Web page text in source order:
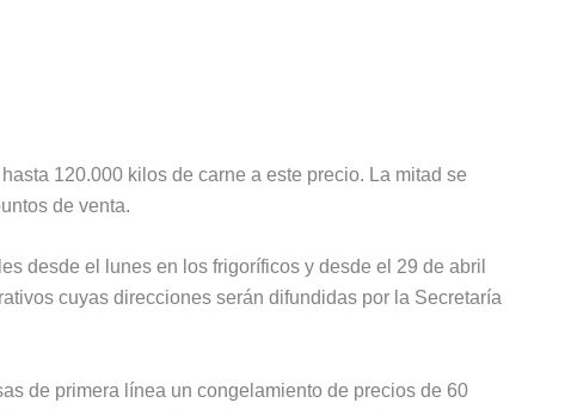
120.000 kilos de carne a este precio. La mitad se
de venta.
desde el lunes en los frigoríficos y desde el 29 de abril
cuyas direcciones serán difundidas por la Secretaría
de primera línea un congelamiento de precios de 60